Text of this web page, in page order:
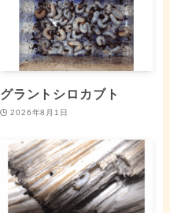
グラントシロカブト
2026年8月1日